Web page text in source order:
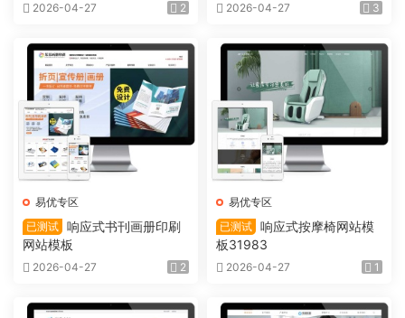
2026-04-27 2 2026-04-27 3
易优专区
已测试 响应式书刊画册印刷
网站模板
2026-04-27 2
易优专区
已测试 响应式按摩椅网站模
板31983
2026-04-27 1